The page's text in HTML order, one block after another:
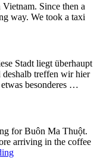
Since then a
way. We took a taxi
Stadt liegt überhaupt
deshalb treffen wir hier
besonderes …
for Buôn Ma Thuột.
arriving in the coffee
"In